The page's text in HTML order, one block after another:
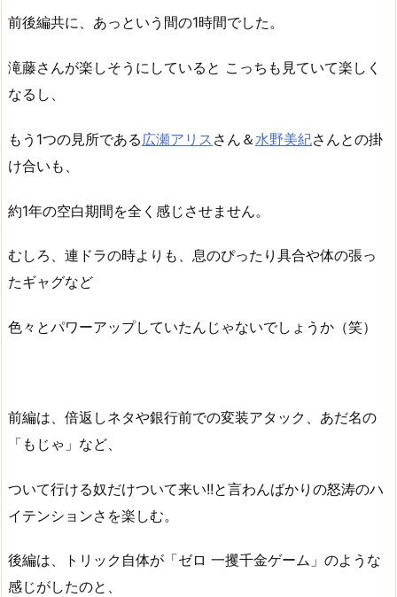
前後編共に、あっという間の1時間でした。
滝藤さんが楽しそうにしていると こっちも見ていて楽しく
なるし、
もう1つの見所である 広瀬アリス さん＆ 水野美紀さんとの掛
け合いも、
約1年の空白期間を全く感じさせません。
むしろ、連ドラの時よりも、息のぴったり具合や体の張っ
たギャグなど
色々とパワーアップしていたんじゃないでしょうか（笑）
前編は、倍返しネタや銀行前での変装アタック、あだ名の
「もじゃ」など、
ついて行ける奴だけついて来い!!と言わんばかりの怒涛のハ
イテンションさを楽しむ。
後編は、トリック自体が「ゼロ 一攫千金ゲーム」のような
感じがしたのと、